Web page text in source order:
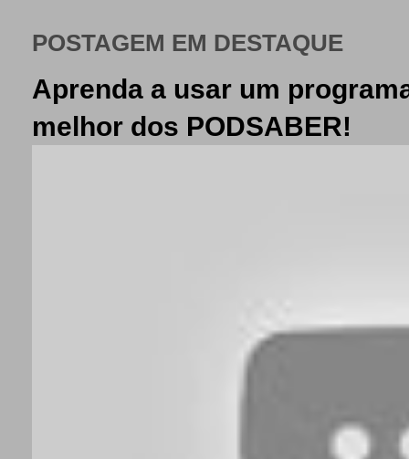
POSTAGEM EM DESTAQUE
Aprenda a usar um
melhor dos PODSABER!